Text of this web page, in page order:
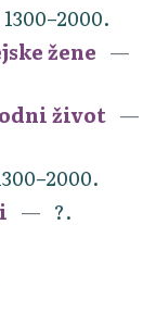
1300–2000.
žene
život
?.